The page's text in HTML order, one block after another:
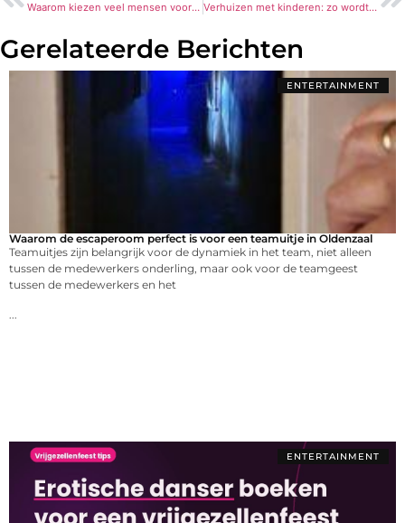
Waarom kiezen veel mensen voor korte insuline naalden? Verhuizen met kinderen: zo wordt een drukke dag een groot avontuur
Gerelateerde Berichten
ENTERTAINMENT
Waarom de escaperoom perfect is voor een teamuitje in Oldenzaal
Teamuitjes zijn belangrijk voor de dynamiek in het team, niet alleen
tussen de medewerkers onderling, maar ook voor de teamgeest
tussen de medewerkers en het
ENTERTAINMENT